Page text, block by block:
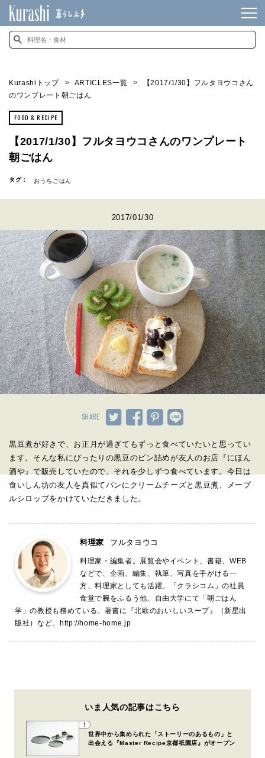
Kurashiトップ ARTICLES一覧
【2017/1/30】フルタヨウコさん
のワンプレート朝ごはん
FOOD & RECIPE
【2017/1/30】フルタヨウコさんのワンプレート
朝ごはん
タグ： おうちごはん
2017/01/30
SHARE
黒豆煮が好きで、お正月が過ぎてもずっと食べていたいと思ってい
ます。そんな私にぴったりの黒豆のビン詰めが友人のお店『にほん
酒や』で販売していたので、それを少しずつ食べています。今日は
食いしん坊の友人を真似てパンにクリームチーズと黒豆煮、メープ
ルシロップをかけていただきました。
料理家 フルタヨウコ
料理家・編集者。展覧会やイベント、書籍、WEB
などで、企画、編集、執筆、写真を手がける一
方、料理家としても活躍。「クラシコム」の社員
食堂で腕をふるう他、自由大学にて「朝ごはん
学」の教授も務めている。著書に『北欧のおいしいスープ』（新星出
版社）など。 http://home-home.jp
いま人気の記事はこちら
1
世界中から集められた「ストーリーのあるもの」と
出会える『Master Recipe京都祇園店』がオープン